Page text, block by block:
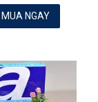
MUA NGAY